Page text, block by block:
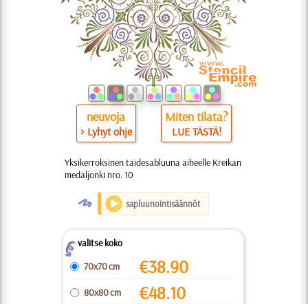
neuvoja
> Lyhyt ohje
Miten tilata?
LUE TÄSTÄ!
Yksikerroksinen taidesabluuna aiheelle Kreikan
medaljonki nro. 10
O sapluunointisäännöt
Zvalitse koko
70x70 cm
€38.90
80x80 cm €48.10